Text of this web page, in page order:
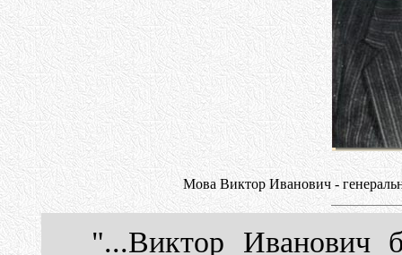
Мова Виктор Иванович -
"...Виктор Иванович